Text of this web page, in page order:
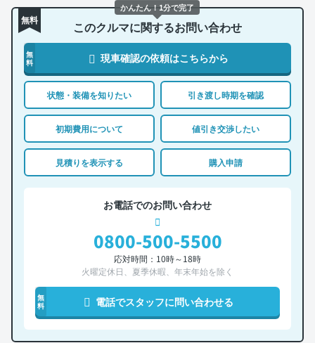
無料 このクルマに関するお問い合わせ
無
料
現車確認の依頼はこちらから
状態・装備を知りたい 引き渡し時期を確認
初期費用について 値引き交渉したい
見積りを表示する 購入申請
お電話でのお問い合わせ
0800-500-5500
応対時間：10時～18時
火曜定休日、夏季休暇、年末年始を除く
無
料
電話でスタッフに問い合わせる
かんたん！1分で完了